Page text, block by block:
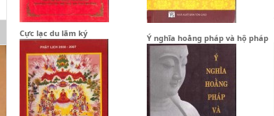
Cực lạc du lãm ký Ý nghĩa hoằng pháp và hộ pháp